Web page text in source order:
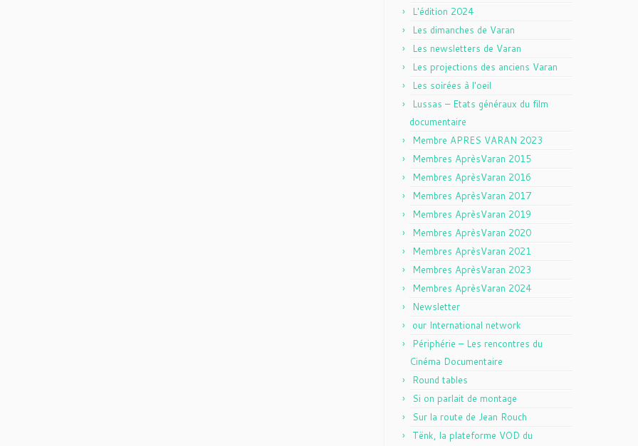
L'édition 2024
Les dimanches de Varan
Les newsletters de Varan
Les projections des anciens Varan
Les soirées à l'oeil
Lussas – Etats généraux du film
documentaire
Membre APRES VARAN 2023
Membres AprèsVaran 2015
Membres AprèsVaran 2016
Membres AprèsVaran 2017
Membres AprèsVaran 2019
Membres AprèsVaran 2020
Membres AprèsVaran 2021
Membres AprèsVaran 2023
Membres AprèsVaran 2024
Newsletter
our International network
Périphérie – Les rencontres du
Cinéma Documentaire
Round tables
Si on parlait de montage
Sur la route de Jean Rouch
Tënk, la plateforme VOD du